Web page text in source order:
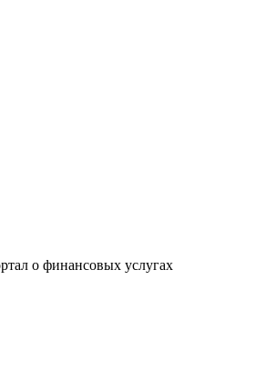
о финансовых услугах